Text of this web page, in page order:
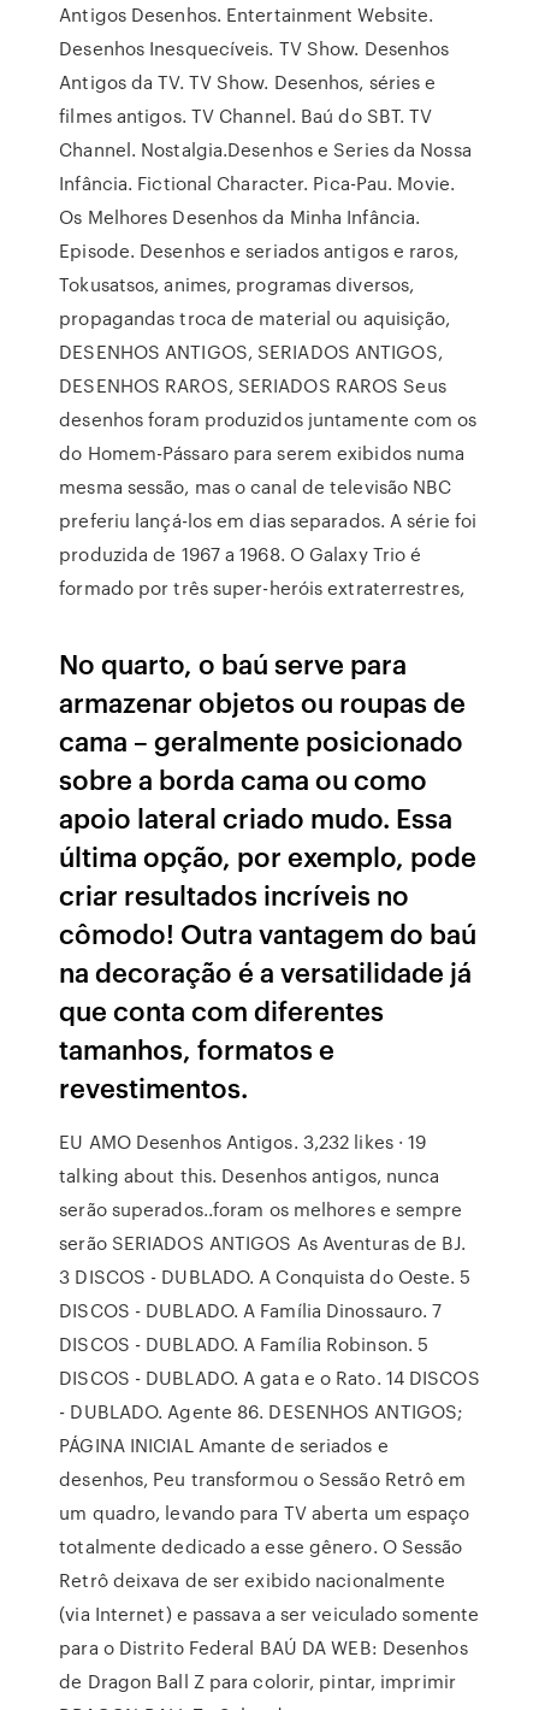
Antigos Desenhos. Entertainment Website.
Desenhos Inesquecíveis. TV Show. Desenhos
Antigos da TV. TV Show. Desenhos, séries e
filmes antigos. TV Channel. Baú do SBT. TV
Channel. Nostalgia.Desenhos e Series da Nossa
Infância. Fictional Character. Pica-Pau. Movie.
Os Melhores Desenhos da Minha Infância.
Episode. Desenhos e seriados antigos e raros,
Tokusatsos, animes, programas diversos,
propagandas troca de material ou aquisição,
DESENHOS ANTIGOS, SERIADOS ANTIGOS,
DESENHOS RAROS, SERIADOS RAROS Seus
desenhos foram produzidos juntamente com os
do Homem-Pássaro para serem exibidos numa
mesma sessão, mas o canal de televisão NBC
preferiu lançá-los em dias separados. A série foi
produzida de 1967 a 1968. O Galaxy Trio é
formado por três super-heróis extraterrestres,
No quarto, o baú serve para
armazenar objetos ou roupas de
cama – geralmente posicionado
sobre a borda cama ou como
apoio lateral criado mudo. Essa
última opção, por exemplo, pode
criar resultados incríveis no
cômodo! Outra vantagem do baú
na decoração é a versatilidade já
que conta com diferentes
tamanhos, formatos e
revestimentos.
EU AMO Desenhos Antigos. 3,232 likes · 19
talking about this. Desenhos antigos, nunca
serão superados..foram os melhores e sempre
serão SERIADOS ANTIGOS As Aventuras de BJ.
3 DISCOS - DUBLADO. A Conquista do Oeste. 5
DISCOS - DUBLADO. A Família Dinossauro. 7
DISCOS - DUBLADO. A Família Robinson. 5
DISCOS - DUBLADO. A gata e o Rato. 14 DISCOS
- DUBLADO. Agente 86. DESENHOS ANTIGOS;
PÁGINA INICIAL Amante de seriados e
desenhos, Peu transformou o Sessão Retrô em
um quadro, levando para TV aberta um espaço
totalmente dedicado a esse gênero. O Sessão
Retrô deixava de ser exibido nacionalmente
(via Internet) e passava a ser veiculado somente
para o Distrito Federal BAÚ DA WEB: Desenhos
de Dragon Ball Z para colorir, pintar, imprimir